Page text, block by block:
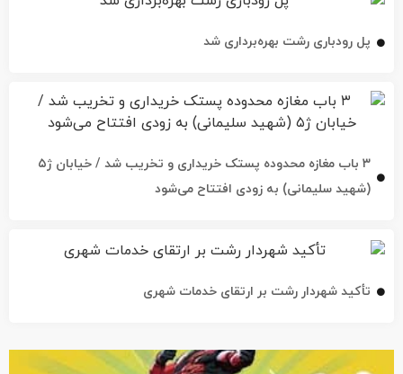
پل رودباری رشت بهره‌برداری شد
۳ باب مغازه محدوده پستک خریداری و تخریب شد / خیابان ژ۵
(شهید سلیمانی) به زودی افتتاح می‌شود
تأکید شهردار رشت بر ارتقای خدمات شهری